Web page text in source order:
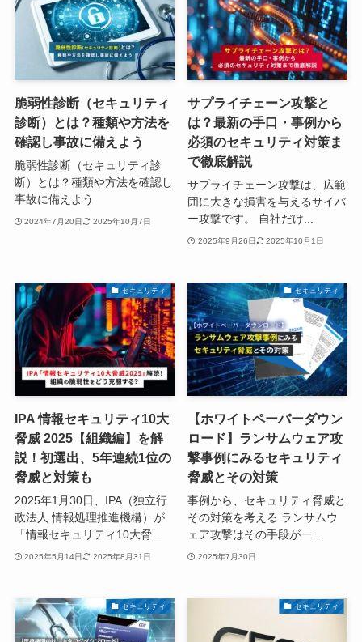
脆弱性診断（セキュリティ
診断）とは？種類や方法を
確認し事故に備えよう
脆弱性診断（セキュリティ診
断）とは？種類や方法を確認し
事故に備えよう
2024年7月20日 2025年10月7日
サプライチェーン攻撃と
は？最新の手口・事例から
必須のセキュリティ対策ま
で徹底解説
サプライチェーン攻撃は、広範
囲に大きな損害を与えるサイバ
ー攻撃です。 自社だけ...
2025年9月26日 2025年10月1日
セキュリティ
IPA 情報セキュリティ10大
脅威 2025【組織編】を解
説！初選出、5年連続1位の
脅威と対策も
2025年1月30日、IPA（独立行
政法人 情報処理推進機構）が
「情報セキュリティ10大脅...
2025年5月14日 2025年8月31日
セキュリティ
【ホワイトペーパーダウン
ロード】ランサムウェア攻
撃事例にみるセキュリティ
脅威とその対策
事例から、セキュリティ脅威と
その対策を考える ランサムウ
ェア攻撃はその手段が一...
2025年7月30日
セキュリティ セキュリティ